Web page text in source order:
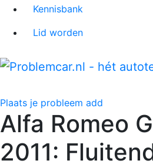
Kennisbank
Lid worden
Plaats je probleem add
Alfa Romeo
2011: